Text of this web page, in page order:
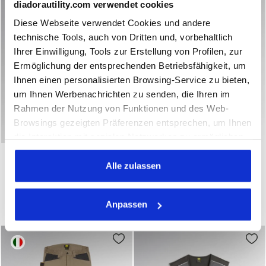
diadorautility.com verwendet cookies
Diese Webseite verwendet Cookies und andere
technische Tools, auch von Dritten und, vorbehaltlich
Ihrer Einwilligung, Tools zur Erstellung von Profilen, zur
Ermöglichung der entsprechenden Betriebsfähigkeit, um
Ihnen einen personalisierten Browsing-Service zu bieten,
um Ihnen Werbenachrichten zu senden, die Ihren im
Rahmen der Nutzung von Funktionen und des Web-
Browsings gezeigten Präferenzen entsprechen, um Ihnen
und/oder um Ihr Verhalten auf der Webseite zu
analysieren und zu überwachen. Wenn Sie auf
"Annehmen" klicken, erteilen Sie die Einwilligung zur
Profilerstellung, zur Analyse, auch im Zusammenhang
mit sozialen Netzwerken, dienenden Tools. Sie können
Ihre Präferenzen jederzeit ändern oder die erteilte
Einwilligung widerrufen, indem Sie auf "Personalisieren"
Alle zulassen
Anpassen
Latzhose BIB OVERALL POLY 2.0 STAHLGRAU - Utility
BIB OVERALL POLY 2.0
Latzhose
Arbeitsweste VEST MOVER
VEST MOVER 2.0
€ 41,00
Arbeitsweste
Neuheit